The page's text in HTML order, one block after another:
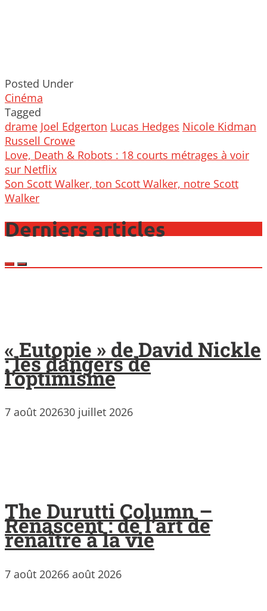
Posted Under
Cinéma
Tagged
drame Joel Edgerton Lucas Hedges Nicole Kidman
Russell Crowe
Post
navigation
Love, Death & Robots : 18 courts métrages à voir
sur Netflix
Son Scott Walker, ton Scott Walker, notre Scott
Walker
Derniers articles
« Eutopie » de David Nickle
: les dangers de
l’optimisme
7 août 202630 juillet 2026
The Durutti Column –
Renascent : de l’art de
renaître à la vie
7 août 20266 août 2026